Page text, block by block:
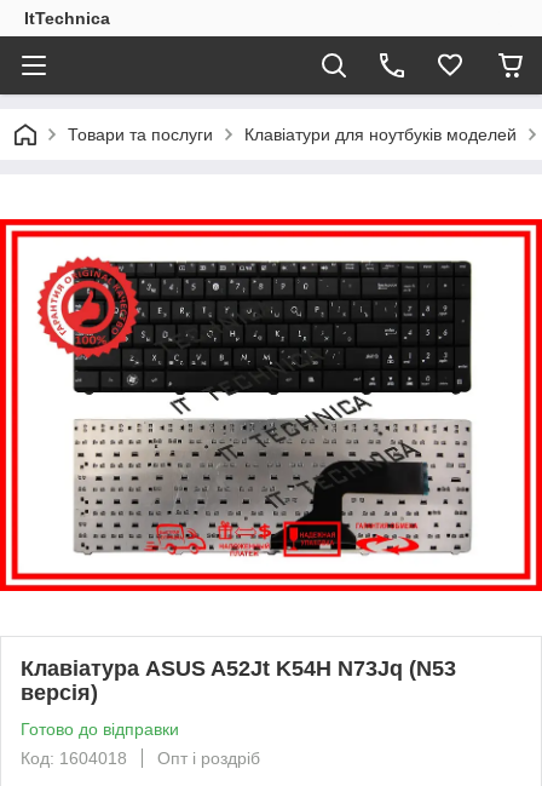
ItTechnica
Товари та послуги Клавіатури для ноутбуків моделей
Клавіатура ASUS A52Jt K54H N73Jq (N53
версія)
Готово до відправки
Код: 1604018
Опт і роздріб